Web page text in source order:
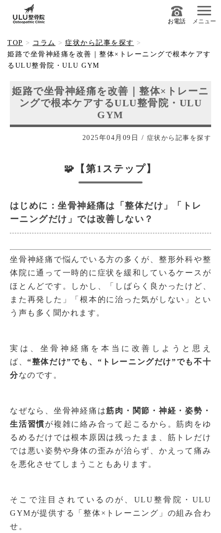
お電話 メニュー
TOP コラム
症状から記事を探す
姫路で坐骨神経痛を改善｜整体×トレーニングで根本ケアす
るULU整骨院・ULU GYM
姫路で坐骨神経痛を改善｜整体×トレーニ
ングで根本ケアするULU整骨院・ULU
GYM
2025年04月09日 / 症状から記事を探す
🧩【第1ステップ】
はじめに：坐骨神経痛は「整体だけ」「トレ
ーニングだけ」では改善しない？
坐骨神経痛で悩んでいる方の多くが、整形外科や整
体院に通って一時的に症状を緩和しているケースが
ほとんどです。しかし、「しばらく良かったけど、
また再発した」「根本的に治った気がしない」とい
う声も多く聞かれます。
実は、坐骨神経痛を本当に改善しようと思え
ば、“整体だけ”でも、“トレーニングだけ”でも不十
分なのです。
なぜなら、坐骨神経痛は筋肉・関節・神経・姿勢・
生活習慣が複雑に絡み合って起こるから。筋肉をゆ
るめるだけでは根本原因は残ったまま、筋トレだけ
では悪い姿勢や身体の歪みが治らず、かえって痛み
を悪化させてしまうこともあります。
そこで注目されているのが、ULU整骨院・ULU
GYMが提供する「整体×トレーニング」の組み合わ
せ。